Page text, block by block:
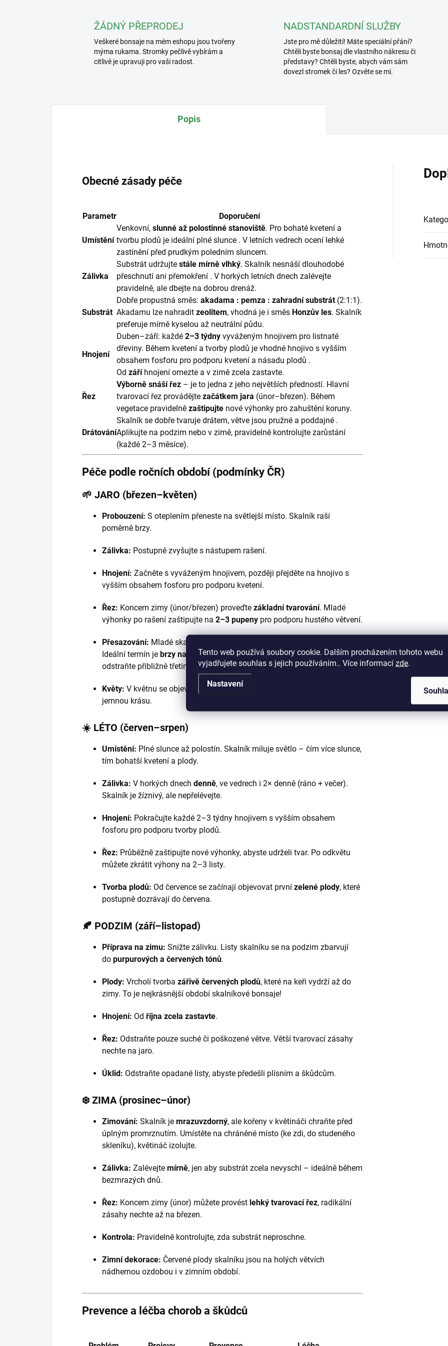
Tento web používá soubory cookie. Dalším procházením tohoto webu
vyjadřujete souhlas s jejich používáním.. Více informací zde.
Nastavení
ŽÁDNÝ PŘEPRODEJ
Veškeré bonsaje na mém eshopu jsou tvořeny
mýma rukama. Stromky pečlivě vybírám a
citlivě je upravuji pro vaši radost.
NADSTANDARDNÍ SLUŽBY
Jste pro mě důležití! Máte speciální přání?
Chtěli byste bonsaj dle vlastního nákresu či
představy? Chtěli byste, abych vám sám
dovezl stromek či les? Ozvěte se mi.
Popis
Obecné zásady péče
Parametr Doporučení
Umístění
Venkovní, slunné až polostinné stanoviště. Pro bohaté kvetení a
tvorbu plodů je ideální plné slunce . V letních vedrech ocení lehké
zastínění před prudkým poledním sluncem.
Zálivka
Substrát udržujte stále mírně vlhký. Skalník nesnáší dlouhodobé
přeschnutí ani přemokření . V horkých letních dnech zalévejte
pravidelně, ale dbejte na dobrou drenáž.
Substrát
Dobře propustná směs: akadama : pemza : zahradní substrát (2:1:1).
Akadamu lze nahradit zeolitem, vhodná je i směs Honzův les. Skalník
preferuje mírně kyselou až neutrální půdu.
Hnojení
Duben–září: každé 2–3 týdny vyváženým hnojivem pro listnaté
dřeviny. Během kvetení a tvorby plodů je vhodné hnojivo s vyšším
obsahem fosforu pro podporu kvetení a násadu plodů .
Od září hnojení omezte a v zimě zcela zastavte.
Řez
Výborně snáší řez – je to jedna z jeho největších předností. Hlavní
tvarovací řez provádějte začátkem jara (únor–březen). Během
vegetace pravidelně zaštipujte nové výhonky pro zahuštění koruny.
Drátování
Skalník se dobře tvaruje drátem, větve jsou pružné a poddajné .
Aplikujte na podzim nebo v zimě, pravidelně kontrolujte zarůstání
(každé 2–3 měsíce).
Péče podle ročních období (podmínky ČR)
🌱 JARO (březen–květen)
Probouzení: S oteplením přeneste na světlejší místo. Skalník raší
poměrně brzy.
Zálivka: Postupně zvyšujte s nástupem rašení.
Hnojení: Začněte s vyváženým hnojivem, později přejděte na hnojivo s
vyšším obsahem fosforu pro podporu kvetení.
Řez: Koncem zimy (únor/březen) proveďte základní tvarování. Mladé
výhonky po rašení zaštipujte na 2–3 pupeny pro podporu hustého větvení.
Přesazování: Mladé skalníky
Ideální termín je brzy na jaře, před rašením (březen). Při přesazování
odstraňte přibližně třetinu kořenů.
Květy: V květnu se objevují drobné bílé až růžové květy
jemnou krásu.
☀️ LÉTO (červen–srpen)
Umístění: Plné slunce až polostín. Skalník miluje světlo – čím více slunce,
tím bohatší kvetení a plody.
Zálivka: V horkých dnech denně, ve vedrech i 2× denně (ráno + večer).
Skalník je žíznivý, ale nepřelévejte.
Hnojení: Pokračujte každé 2–3 týdny hnojivem s vyšším obsahem
fosforu pro podporu tvorby plodů.
Řez: Průběžně zaštipujte nové výhonky, abyste udrželi tvar. Po odkvětu
můžete zkrátit výhony na 2–3 listy.
Tvorba plodů: Od července se začínají objevovat první zelené plody, které
postupně dozrávají do červena.
🍂 PODZIM (září–listopad)
Příprava na zimu: Snižte zálivku. Listy skalníku se na podzim zbarvují
do purpurových a červených tónů.
Plody: Vrcholí tvorba zářivě červených plodů, které na keři vydrží až do
zimy. To je nejkrásnější období skalníkové bonsaje!
Hnojení: Od října zcela zastavte.
Řez: Odstraňte pouze suché či poškozené větve. Větší tvarovací zásahy
nechte na jaro.
Úklid: Odstraňte opadané listy, abyste předešli plísním a škůdcům.
❄️ ZIMA (prosinec–únor)
Zimování: Skalník je mrazuvzdorný, ale kořeny v květináči chraňte před
úplným promrznutím. Umístěte na chráněné místo (ke zdi, do studeného
skleníku), květináč izolujte.
Zálivka: Zalévejte mírně, jen aby substrát zcela nevyschl – ideálně během
bezmrazých dnů.
Řez: Koncem zimy (únor) můžete provést lehký tvarovací řez, radikální
zásahy nechte až na březen.
Kontrola: Pravidelně kontrolujte, zda substrát neproschne.
Zimní dekorace: Červené plody skalníku jsou na holých větvích
nádhernou ozdobou i v zimním období.
Prevence a léčba chorob a škůdců